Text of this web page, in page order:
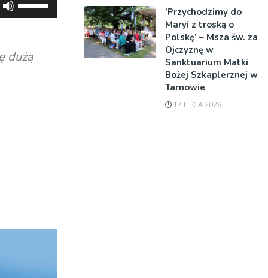
strzałek
oraz
dużą
’Przychodzimy do
Maryi z troską o
Polskę’ – Msza św. za
Ojczyznę w
Sanktuarium Matki
Bożej Szkaplerznej w
Tarnowie
17 LIPCA 2026